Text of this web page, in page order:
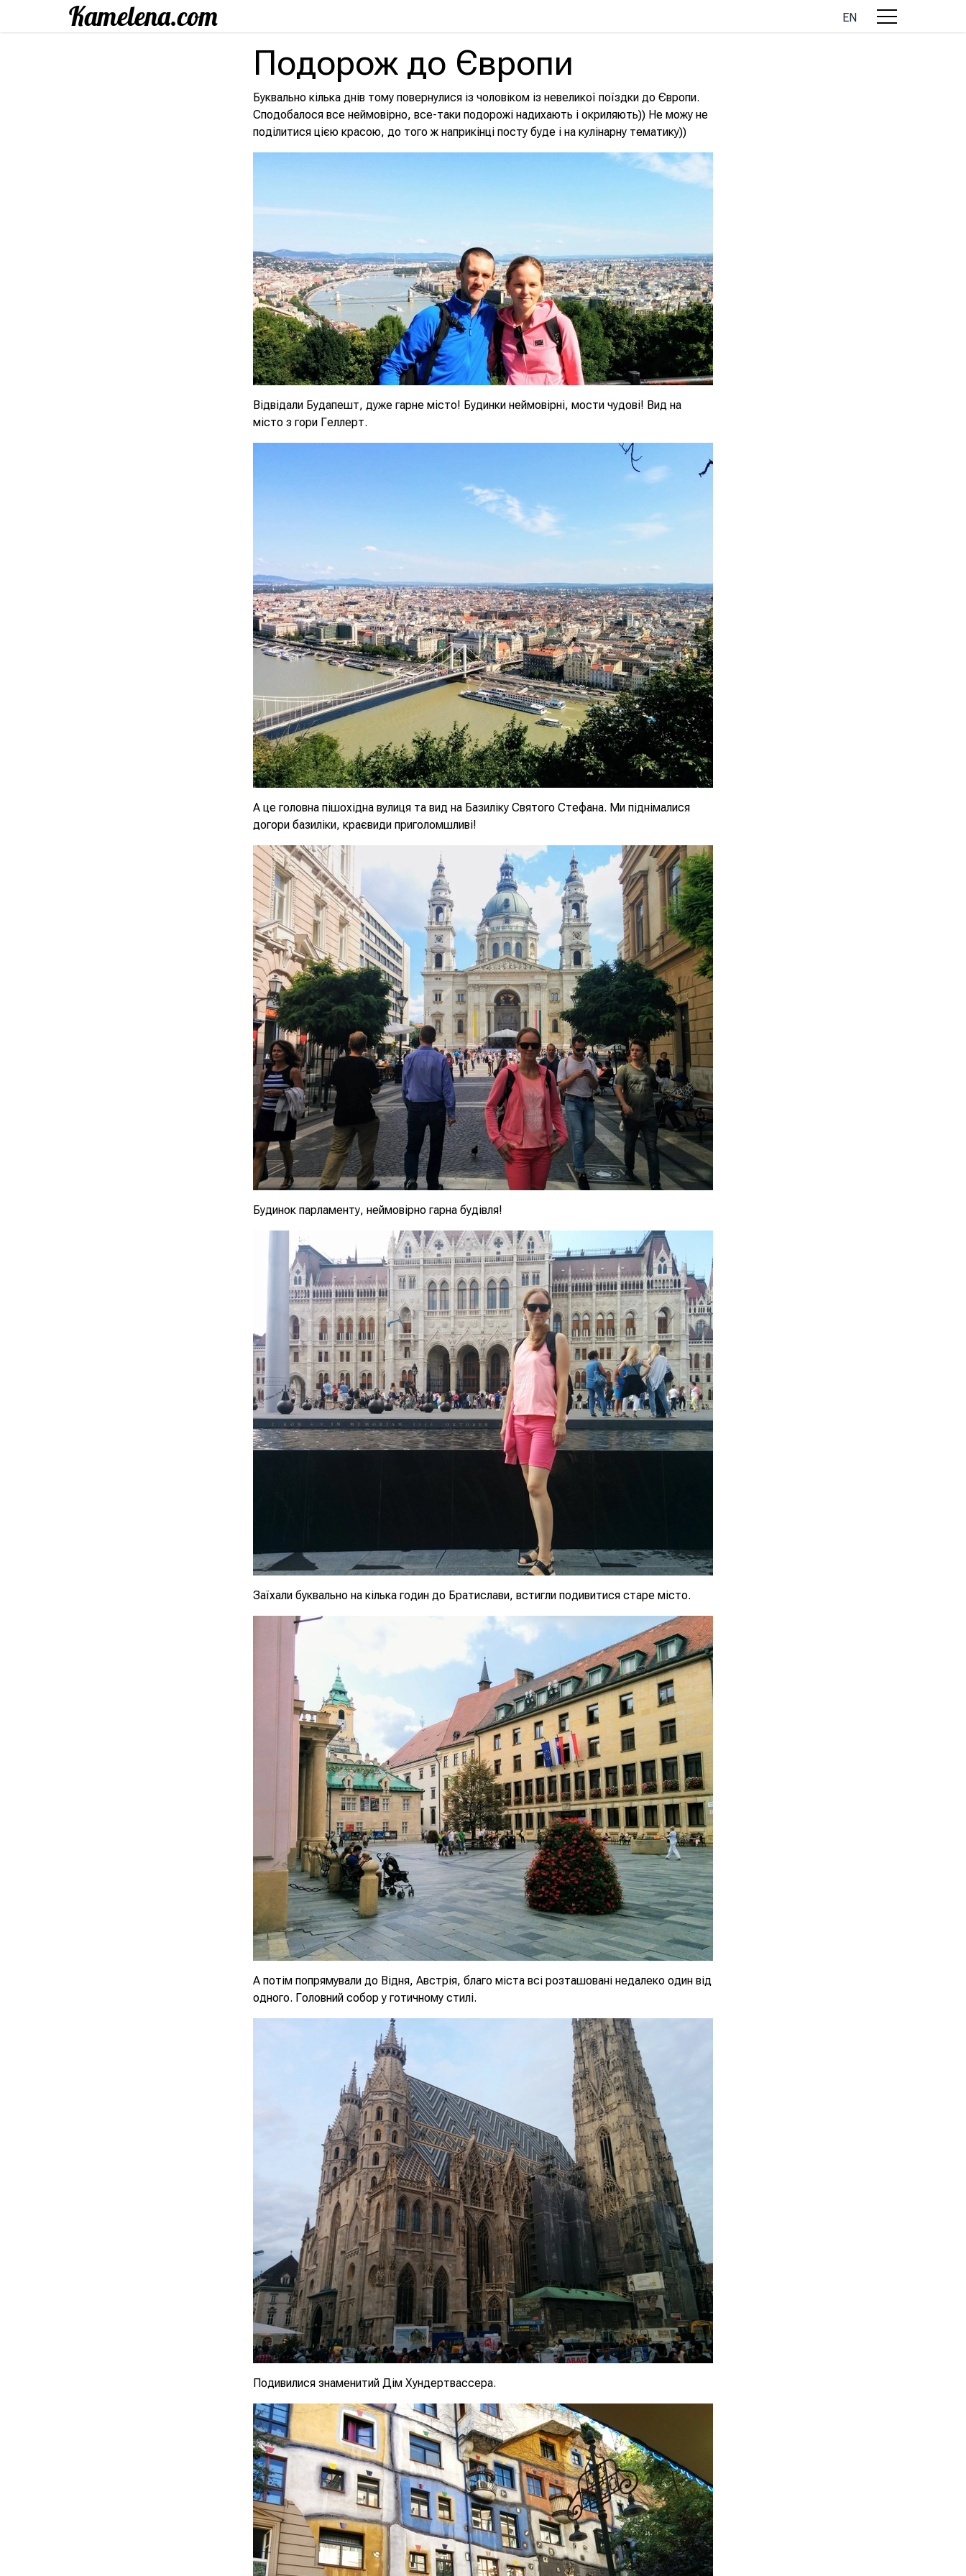
EN
Подорож до Європи
Буквально кілька днів тому повернулися із чоловіком із невеликої поїздки до Європи.
Сподобалося все неймовірно, все-таки подорожі надихають і окриляють)) Не можу не
поділитися цією красою, до того ж наприкінці посту буде і на кулінарну тематику))
Відвідали Будапешт, дуже гарне місто! Будинки неймовірні, мости чудові! Вид на
місто з гори Геллерт.
А це головна пішохідна вулиця та вид на Базиліку Святого Стефана. Ми піднімалися
догори базиліки, краєвиди приголомшливі!
Будинок парламенту, неймовірно гарна будівля!
Заїхали буквально на кілька годин до Братислави, встигли подивитися старе місто.
А потім попрямували до Відня, Австрія, благо міста всі розташовані недалеко один від
одного. Головний собор у готичному стилі.
Подивилися знаменитий Дім Хундертвассера.